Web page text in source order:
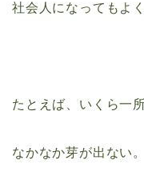
社会人になってもよ
たとえば、いくら一
なかなか芽が出ない。